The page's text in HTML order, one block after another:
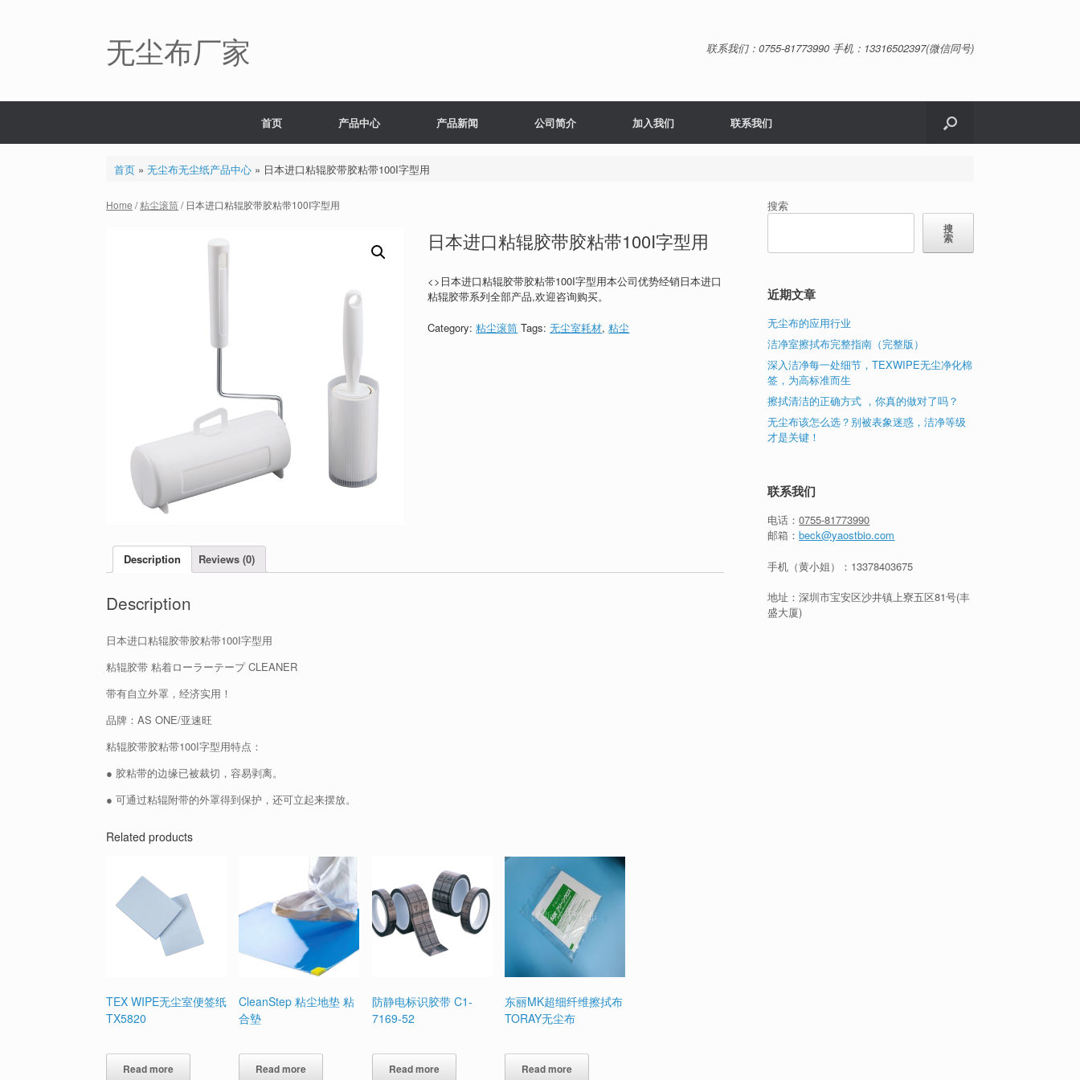
无尘布厂家 联系我们：0755-81773990 手机：13316502397(微信同号)
首页 产品中心 产品新闻 公司简介 加入我们 联系我们
首页» 无尘布无尘纸产品中心» 日本进口粘辊胶带胶粘带100I字型用
Home /粘尘滚筒/ 日本进口粘辊胶带胶粘带100I字型用
日本进口粘辊胶带胶粘带100I字型用
<>日本进口粘辊胶带胶粘带100I字型用本公司优势经销日本进口
粘辊胶带系列全部产品,欢迎咨询购买。
Category:粘尘滚筒 Tags:无尘室耗材,粘尘
Description Reviews (0)
Description
日本进口粘辊胶带胶粘带100I字型用
粘辊胶带 粘着ローラーテープ CLEANER
带有自立外罩，经济实用！
品牌：AS ONE/亚速旺
粘辊胶带胶粘带100I字型用特点：
● 胶粘带的边缘已被裁切，容易剥离。
● 可通过粘辊附带的外罩得到保护，还可立起来摆放。
Related products
TEX WIPE无尘室便签纸
TX5820
Read more
CleanStep 粘尘地垫 粘
合墊
Read more
防静电标识胶带 C1-
7169-52
Read more
东丽MK超细纤维擦拭布
TORAY无尘布
Read more
搜索
搜
索
近期文章
无尘布的应用行业
洁净室擦拭布完整指南（完整版）
深入洁净每一处细节，TEXWIPE无尘净化棉
签，为高标准而生
擦拭清洁的正确方式 ，你真的做对了吗？
无尘布该怎么选？别被表象迷惑，洁净等级
才是关键！
联系我们
电话：0755-81773990
邮箱：beck@yaostbio.com
手机（黄小姐）： 13378403675
地址：深圳市宝安区沙井镇上寮五区81号(丰
盛大厦)